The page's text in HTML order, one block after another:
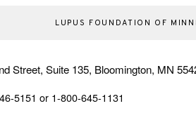
LUPUS FOUNDATION OF
Street, Suite 135, Bloomington, MN
5151 or 1-800-645-1131